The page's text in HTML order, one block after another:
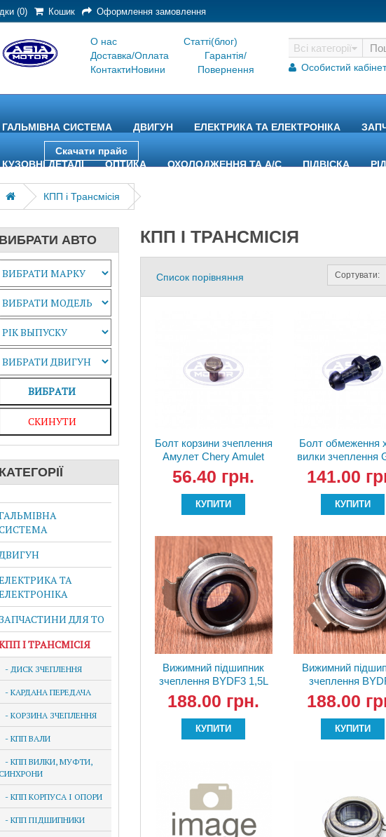
(0) Кошик Оформлення замовлення
О нас
Доставка/Оплата
КонтактиНовини
Статтi(блог)
Гарантiя/
Повернення
Всі категорії
Особистий кабінет
Скачати прайс
ГАЛЬМІВНА СИСТЕМА ДВИГУН ЕЛЕКТРИКА ТА ЕЛЕКТРОНІКА
КУЗОВНІ ДЕТАЛІ ОПТИКА ОХОЛОДЖЕННЯ ТА A/C ПІДВІСКА
КПП і Трансмісія
ВИБРАТИ АВТО
ВИБРAТИ
СКИНУТИ
КАТЕГОРІЇ
ТА
ЗАПЧАСТИНИ ДЛЯ ТО
І ТРАНСМІСІЯ
- ДИСК ЗЧЕПЛЕННЯ
- КАРДАНА ПЕРЕДАЧА
- КОРЗИНА ЗЧЕПЛЕННЯ
- КПП ВАЛИ
- КПП ВИЛКИ, МУФТИ,
- КПП КОРПУСА І ОПОРИ
- КПП ПІДШИПНИКИ
КПП І ТРАНСМІСІЯ
Список порівняння Сортувати:
Болт корзини зчеплення
Амулет Chery Amulet
A11-1601111
56.40 грн.
КУПИТИ
Болт обмеження
вилки зчеплення
3160132001 (S-
141.00
КУПИТИ
Вижимний підшипник
зчеплення BYDF3 1,5L
BS15-1602800-15
BRG820
188.00 грн.
КУПИТИ
Вижимний
зчеплення
BS15-1602800
188.00
КУПИТИ